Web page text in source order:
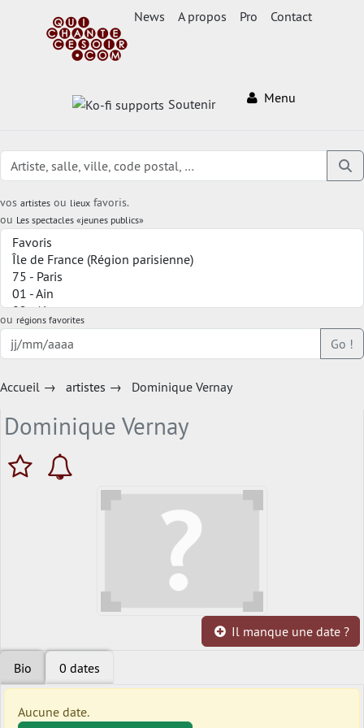
News A propos Pro Contact
Soutenir Menu
vos artistes ou lieux favoris.
ou Les spectacles «jeunes publics»
ou régions favorites
Go !
Accueil → artistes → Dominique Vernay
Dominique Vernay
Il manque une date ?
Bio 0 dates
Aucune date.